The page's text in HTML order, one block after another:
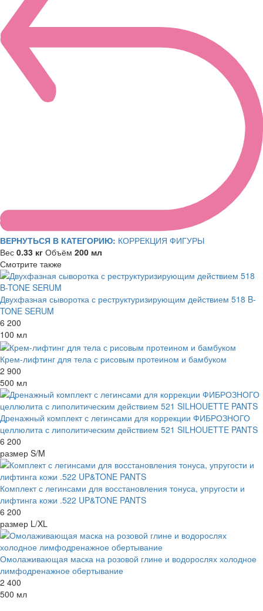
ВЕРНУТЬСЯ В КАТЕГОРИЮ: КОРРЕКЦИЯ ФИГУРЫ
Вес 0.33 кг Объём 200 мл
Смотрите также
Двухфазная сыворотка с реструктуризирующим действием 518 B-
TONE SERUM
6 200
100 мл
Крем-лифтинг для тела с рисовым протеином и бамбуком
2 900
500 мл
Дренажный комплект с легинсами для коррекции ФИБРОЗНОГО
целлюлита с липолитическим действием 521 SILHOUETTE PANTS
6 200
размер S/M
Комплект с легинсами для восстановления тонуса, упругости и
лифтинга кожи .522 UP&TONE PANTS
6 200
размер L/XL
Омолаживающая маска на розовой глине и водорослях холодное
лимфодренажное обертывание
2 400
500 мл